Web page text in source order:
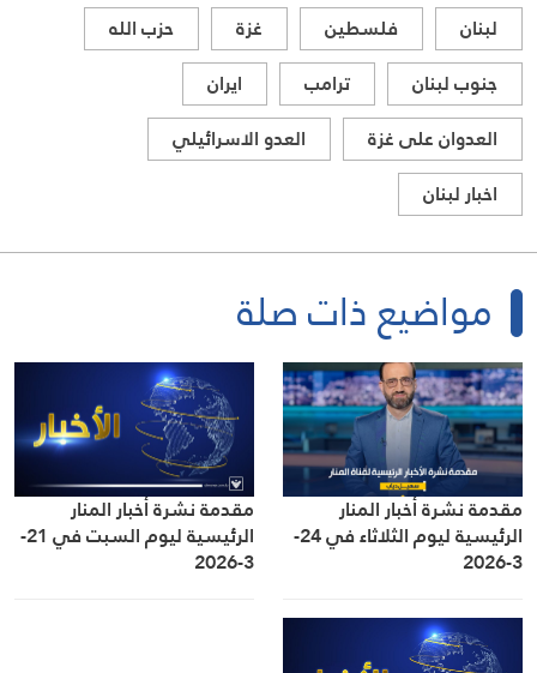
لبنان فلسطين غزة
حزب الله
جنوب لبنان
ترامب
ايران
العدوان على غزة
العدو الاسرائيلي
اخبار لبنان
مواضيع ذات صلة
مقدمة نشرة أخبار المنار
الرئيسية ليوم الثلاثاء في 24-
3-2026
مقدمة نشرة أخبار المنار
الرئيسية ليوم السبت في 21-
3-2026